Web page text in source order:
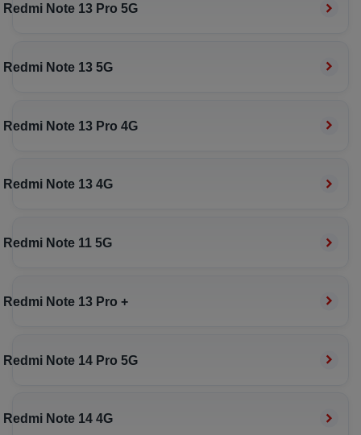
Redmi Note 13 Pro 5G
Redmi Note 13 5G
Redmi Note 13 Pro 4G
Redmi Note 13 4G
Redmi Note 11 5G
Redmi Note 13 Pro +
Redmi Note 14 Pro 5G
Redmi Note 14 4G